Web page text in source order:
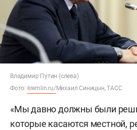
Владимир Путин (слева)
Фото: kremlin.ru/Михаил Синицын, ТАСС
«Мы давно должны были
которые касаются местной,